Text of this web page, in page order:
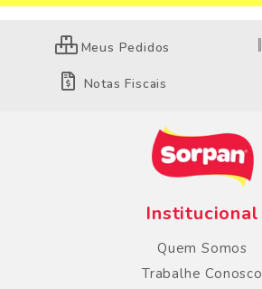
Meus Pedidos
Notas Fiscais
Institucional
Quem Somos
Trabalhe Conosco